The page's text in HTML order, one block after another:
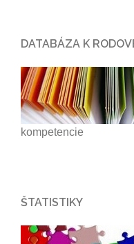
DATABÁZA K
kompetencie
ŠTATISTIKY